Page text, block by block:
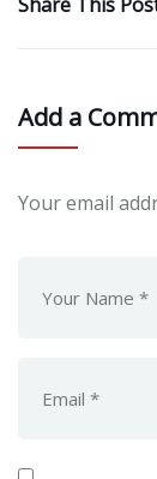
Add a
Your email